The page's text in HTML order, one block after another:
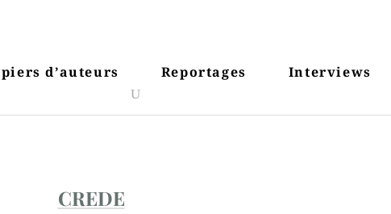
d’auteurs Reportages Interviews
CREDE